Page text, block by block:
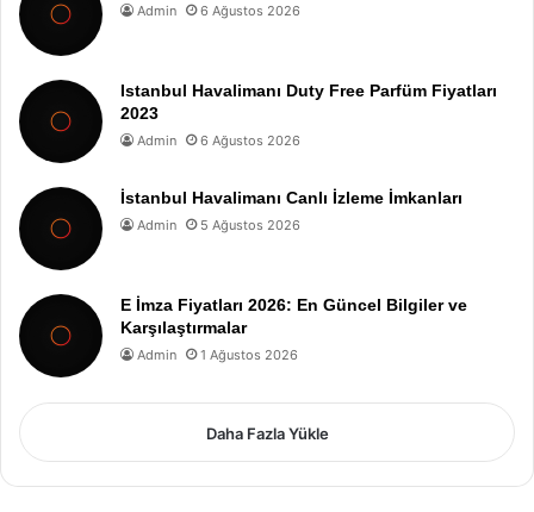
Admin 6 Ağustos 2026
Istanbul Havalimanı Duty Free Parfüm Fiyatları
2023
Admin 6 Ağustos 2026
İstanbul Havalimanı Canlı İzleme İmkanları
Admin 5 Ağustos 2026
E İmza Fiyatları 2026: En Güncel Bilgiler ve
Karşılaştırmalar
Admin 1 Ağustos 2026
Daha Fazla Yükle